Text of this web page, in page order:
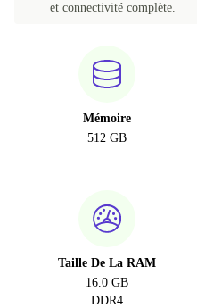
et connectivité complète.
Mémoire
512 GB
Taille De La RAM
16.0 GB
DDR4